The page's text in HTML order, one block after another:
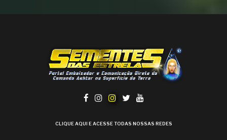
CLIQUE AQUI E ACESSE TODAS NOSSAS REDES